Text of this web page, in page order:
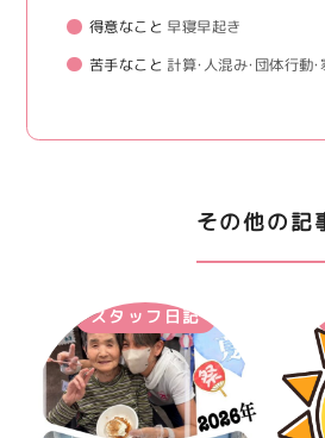
得意なこと 早寝早起き
苦手なこと 計算・人混み・団体行動
その他の記
スタッフ日記